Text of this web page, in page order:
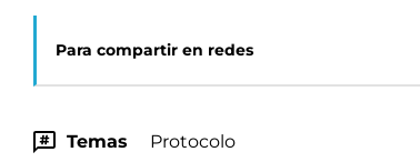
Para compartir en redes
Temas Protocolo